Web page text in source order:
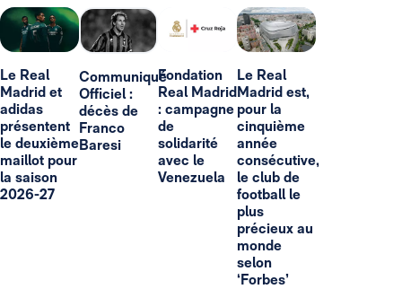
Le Real
Madrid et
adidas
présentent
le deuxième
maillot pour
la saison
2026-27
Communiqué
Officiel :
décès de
Franco
Baresi
Fondation
Real Madrid
: campagne
de
solidarité
avec le
Venezuela
Le Real
Madrid est,
pour la
cinquième
année
consécutive,
le club de
football le
plus
précieux au
monde
selon
‘Forbes’